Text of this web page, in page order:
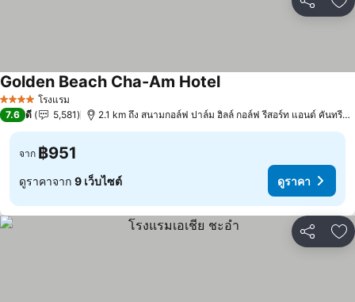
แชร์ เ
4 ดาว โรงแรม
Golden Beach Cha-Am Hotelดูราคา
7.6 ดี 5,581 2.1 km ถึง สนามกอล์ฟ ปาล์ม ฮิลล์ กอล์ฟ รีสอร์ท แอนด์ คันทรีค
จาก ฿951
ดูราคาจาก 9 เว็บไซต์ ดูราคา
แชร์ เ